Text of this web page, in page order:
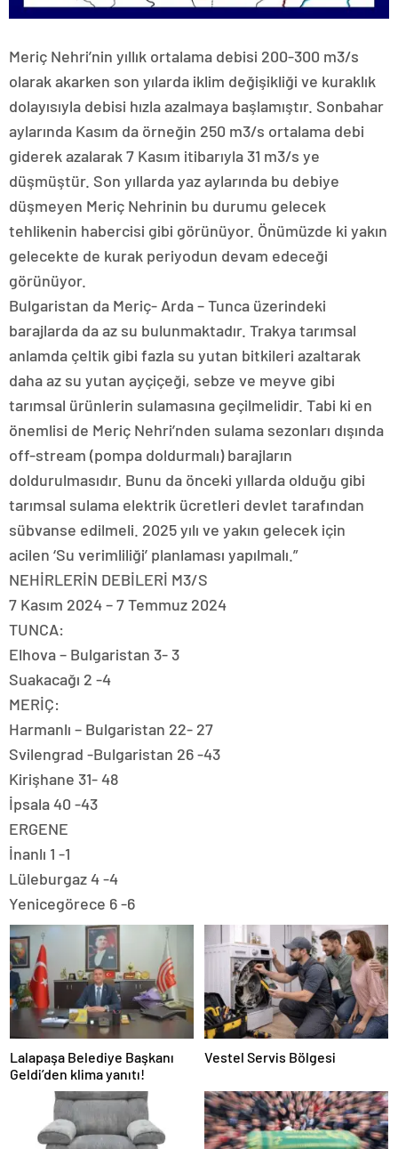
Meriç Nehri’nin yıllık ortalama debisi 200-300 m3/s
olarak akarken son yılarda iklim değişikliği ve kuraklık
dolayısıyla debisi hızla azalmaya başlamıştır. Sonbahar
aylarında Kasım da örneğin 250 m3/s ortalama debi
giderek azalarak 7 Kasım itibarıyla 31 m3/s ye
düşmüştür. Son yıllarda yaz aylarında bu debiye
düşmeyen Meriç Nehrinin bu durumu gelecek
tehlikenin habercisi gibi görünüyor. Önümüzde ki yakın
gelecekte de kurak periyodun devam edeceği
görünüyor.
Bulgaristan da Meriç- Arda – Tunca üzerindeki
barajlarda da az su bulunmaktadır. Trakya tarımsal
anlamda çeltik gibi fazla su yutan bitkileri azaltarak
daha az su yutan ayçiçeği, sebze ve meyve gibi
tarımsal ürünlerin sulamasına geçilmelidir. Tabi ki en
önemlisi de Meriç Nehri’nden sulama sezonları dışında
off-stream (pompa doldurmalı) barajların
doldurulmasıdır. Bunu da önceki yıllarda olduğu gibi
tarımsal sulama elektrik ücretleri devlet tarafından
sübvanse edilmeli. 2025 yılı ve yakın gelecek için
acilen ‘Su verimliliği’ planlaması yapılmalı.”
NEHİRLERİN DEBİLERİ M3/S
7 Kasım 2024 – 7 Temmuz 2024
TUNCA:
Elhova – Bulgaristan 3- 3
Suakacağı 2 -4
MERİÇ:
Harmanlı – Bulgaristan 22- 27
Svilengrad -Bulgaristan 26 -43
Kirişhane 31- 48
İpsala 40 -43
ERGENE
İnanlı 1 -1
Lüleburgaz 4 -4
Yenicegörece 6 -6
Lalapaşa Belediye Başkanı
Geldi’den klima yanıtı!
Vestel Servis Bölgesi